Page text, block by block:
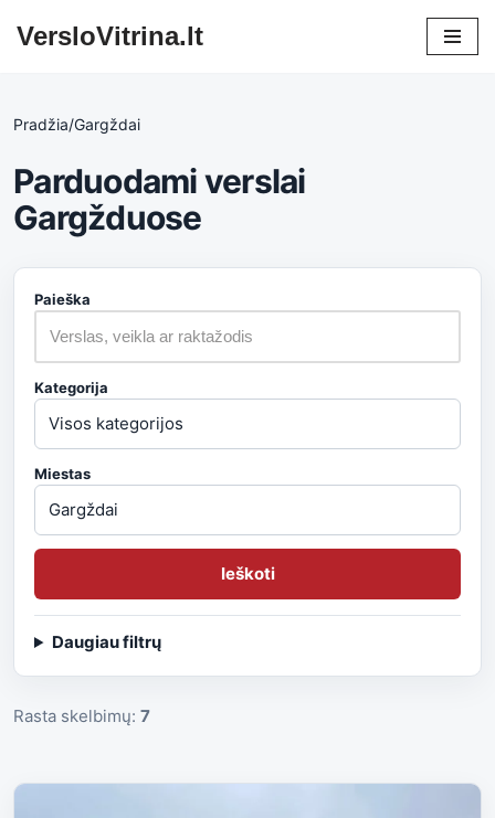
VersloVitrina.lt
Pradžia/Gargždai
Parduodami verslai
Gargžduose
Paieška
Kategorija
Miestas
Ieškoti
Daugiau filtrų
Rasta skelbimų: 7